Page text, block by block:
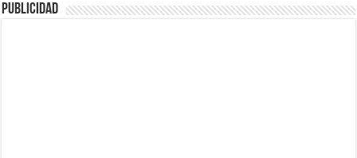
Publicidad